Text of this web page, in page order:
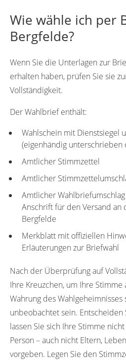
Wie wähle ich per
Bergfelde?
Wenn Sie die Unterlagen zur
erhalten haben, prüfen Sie sie
Vollständigkeit.
Der Wahlbrief enthält:
Wahlschein mit Dienstsiegel
(eigenhändig
Amtlicher Stimmzettel
Amtlicher
Amtlicher
Anschrift für den Versand an
Bergfelde
Merkblatt mit offiziellen
Erläuterungen zur Briefwahl
Nach der Überprüfung auf
Ihre Kreuzchen, um Ihre Stimme
Wahrung des
unbeobachtet sein. Entscheiden
lassen Sie sich Ihre Stimme
Person – auch nicht Eltern,
vorgeben. Legen Sie den